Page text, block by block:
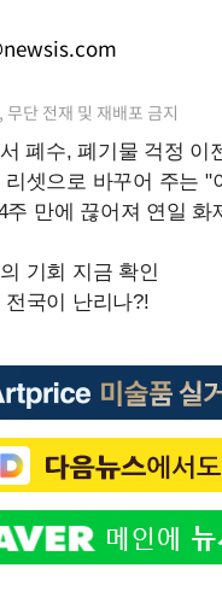
단 전재 및 재배포 금지